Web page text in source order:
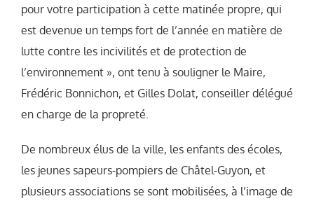
pour votre participation à cette matinée propre, qui
est devenue un temps fort de l’année en matière de
lutte contre les incivilités et de protection de
l’environnement », ont tenu à souligner le Maire,
Frédéric Bonnichon, et Gilles Dolat, conseiller délégué
en charge de la propreté.
De nombreux élus de la ville, les enfants des écoles,
les jeunes sapeurs-pompiers de Châtel-Guyon, et
plusieurs associations se sont mobilisées, à l’image de